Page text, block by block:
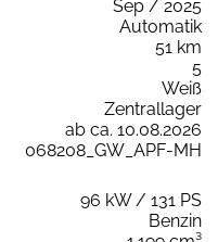
Sep / 2025
Automatik
51 km
5
Weiß
Zentrallager
ab ca. 10.08.2026
068208_GW_APF-MH
96 kW / 131 PS
Benzin